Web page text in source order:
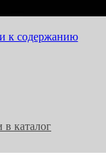
к содержанию
в каталог